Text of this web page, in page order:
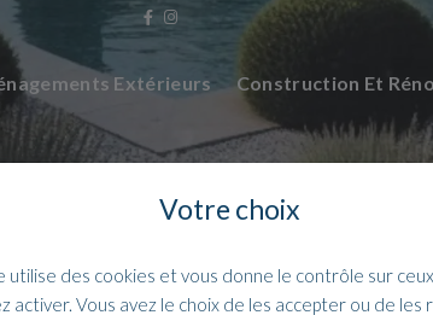
Extérieurs Construction Et
Votre choix
utilise des cookies et vous donne le contrôle sur
activer. Vous avez le choix de les accepter ou de les